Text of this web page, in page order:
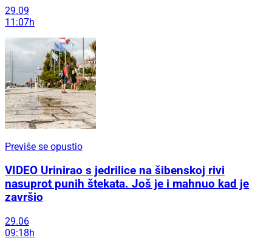
29.09
11:07h
Previše se opustio
VIDEO Urinirao s jedrilice na šibenskoj rivi
nasuprot punih štekata. Još je i mahnuo kad je
završio
29.06
09:18h